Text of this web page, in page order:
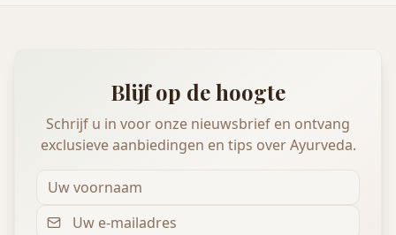
Blijf op de hoogte
Schrijf u in voor onze nieuwsbrief en ontvang
exclusieve aanbiedingen en tips over Ayurveda.